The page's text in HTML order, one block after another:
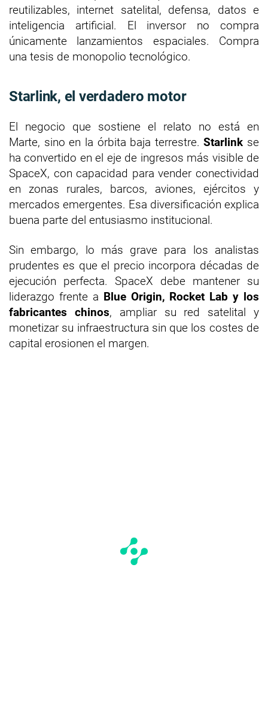
reutilizables, internet satelital, defensa, datos e
inteligencia artificial. El inversor no compra
únicamente lanzamientos espaciales. Compra
una tesis de monopolio tecnológico.
Starlink, el verdadero motor
El negocio que sostiene el relato no está en
Marte, sino en la órbita baja terrestre.Starlink se
ha convertido en el eje de ingresos más visible de
SpaceX, con capacidad para vender conectividad
en zonas rurales, barcos, aviones, ejércitos y
mercados emergentes. Esa diversificación explica
buena parte del entusiasmo institucional.
Sin embargo, lo más grave para los analistas
prudentes es que el precio incorpora décadas de
ejecución perfecta. SpaceX debe mantener su
liderazgo frente a Blue Origin, Rocket Lab y los
fabricantes chinos, ampliar su red satelital y
monetizar su infraestructura sin que los costes de
capital erosionen el margen.